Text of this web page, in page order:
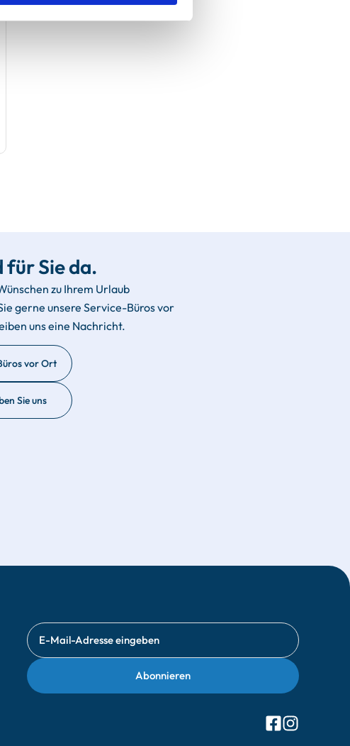
für Sie da.
zu Ihrem Urlaub
gerne unsere Service-Büros vor
uns eine Nachricht.
vor Ort
Sie uns